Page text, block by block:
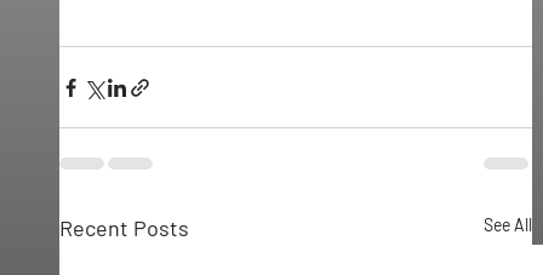
Recent Posts See All